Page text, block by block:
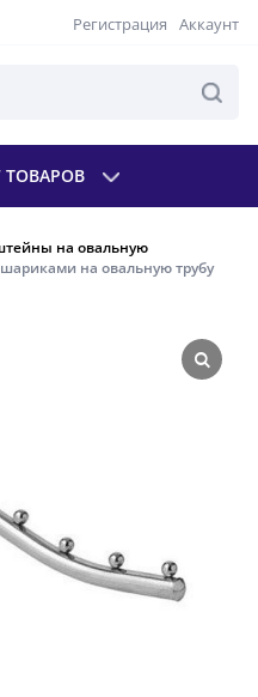
Регистрация Аккаунт
ТОВАРОВ
на овальную
на овальную трубу